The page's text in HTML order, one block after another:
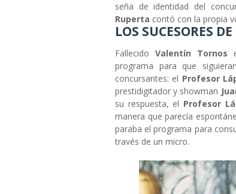
seña de identidad del
Ruperta contó con la propia
LOS SUCESORES
Fallecido Valentín Tornos
programa para que
concursantes: el Profesor
prestidigitador y showman
su respuesta, el Profesor
manera que parecía
paraba el programa para
través de un micro.